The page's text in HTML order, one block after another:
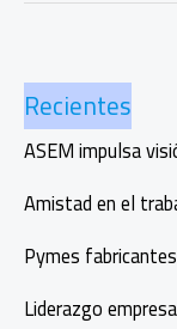
impuestos
desde
la
cuenta
digital
de
Mercado
Pago
Recientes
ASEM impulsa
Amistad en el
Pymes
Liderazgo